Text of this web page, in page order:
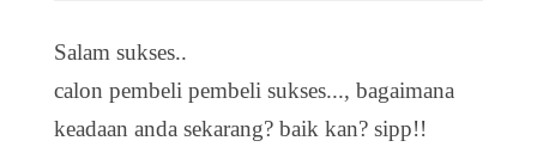
Salam sukses..
calon pembeli pembeli sukses..., bagaimana
keadaan anda sekarang? baik kan? sipp!!